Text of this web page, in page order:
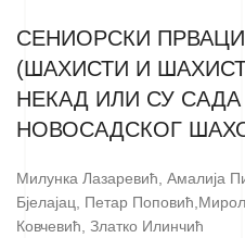
СЕНИОРСКИ
(ШАХИСТИ И
НЕКАД ИЛИ СУ
НОВОСАДСКОГ
Милунка Лазаревић, Амалија
Бјелајац, Петар
Ковчевић, Златко Илинчић